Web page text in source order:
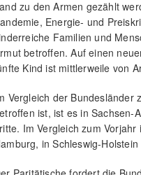
zu den Armen gezählt
Energie- und
Familien und
betroffen. Auf einen
Kind ist mittlerweile von
Vergleich der Bundesländer
ist, ist es in Sachsen-
Im Vergleich zum
in Schleswig-